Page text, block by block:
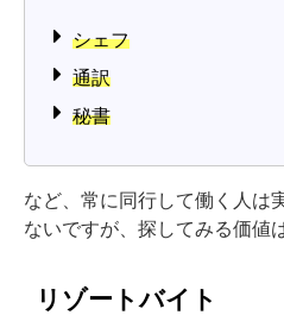
シェフ
通訳
秘書
など、常に同行して働く人は
ないですが、探してみる価値
リゾートバイト